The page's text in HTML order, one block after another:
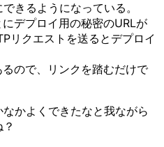
きるようになっている。
デプロイ用の秘密のURLが
リクエストを送るとデプロイ
ので、リンクを踏むだけで
かよくできたなと我ながら